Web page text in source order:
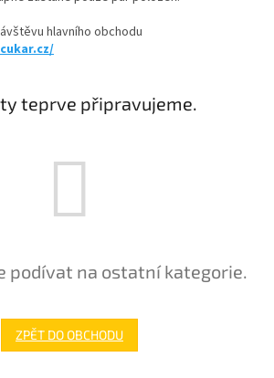
hlavního obchodu
teprve připravujeme.
podívat na ostatní kategorie.
ZPĚT DO OBCHODU